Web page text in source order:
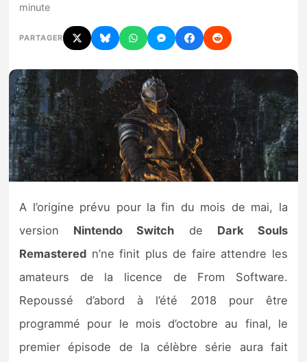
Hardware
Chiffres de ventes
Rumeurs
Nintendo Direct
Tests et previews
Tests de jeux
Tests d’accessoires
Autres tests
Previews
minute
PARTAGER
A l’origine prévu pour la fin du mois de mai, la
version Nintendo Switch de Dark Souls
Remastered n’ne finit plus de faire attendre les
amateurs de la licence de From Software.
Repoussé d’abord à l’été 2018 pour être
programmé pour le mois d’octobre au final, le
premier épisode de la célèbre série aura fait